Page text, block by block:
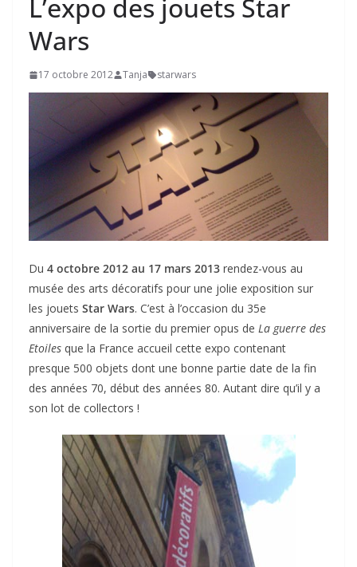
L’expo des jouets Star
Wars
17 octobre 2012 Tanja starwars
Du 4 octobre 2012 au 17 mars 2013 rendez-vous au
musée des arts décoratifs pour une jolie exposition sur
les jouets Star Wars. C’est à l’occasion du 35e
anniversaire de la sortie du premier opus de La guerre des
Etoiles que la France accueil cette expo contenant
presque 500 objets dont une bonne partie date de la fin
des années 70, début des années 80. Autant dire qu’il y a
son lot de collectors !